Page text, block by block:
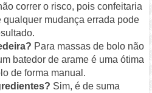
correr o risco, pois confeitaria
qualquer mudança errada pode
Para massas de bolo não
batedor de arame é uma ótima
de forma manual.
Sim, é de suma